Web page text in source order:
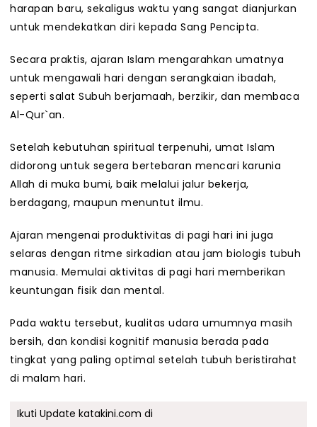
harapan baru, sekaligus waktu yang sangat dianjurkan
untuk mendekatkan diri kepada Sang Pencipta.
Secara praktis, ajaran Islam mengarahkan umatnya
untuk mengawali hari dengan serangkaian ibadah,
seperti salat Subuh berjamaah, berzikir, dan membaca
Al-Qur`an.
Setelah kebutuhan spiritual terpenuhi, umat Islam
didorong untuk segera bertebaran mencari karunia
Allah di muka bumi, baik melalui jalur bekerja,
berdagang, maupun menuntut ilmu.
Ajaran mengenai produktivitas di pagi hari ini juga
selaras dengan ritme sirkadian atau jam biologis tubuh
manusia. Memulai aktivitas di pagi hari memberikan
keuntungan fisik dan mental.
Pada waktu tersebut, kualitas udara umumnya masih
bersih, dan kondisi kognitif manusia berada pada
tingkat yang paling optimal setelah tubuh beristirahat
di malam hari.
Ikuti Update katakini.com di